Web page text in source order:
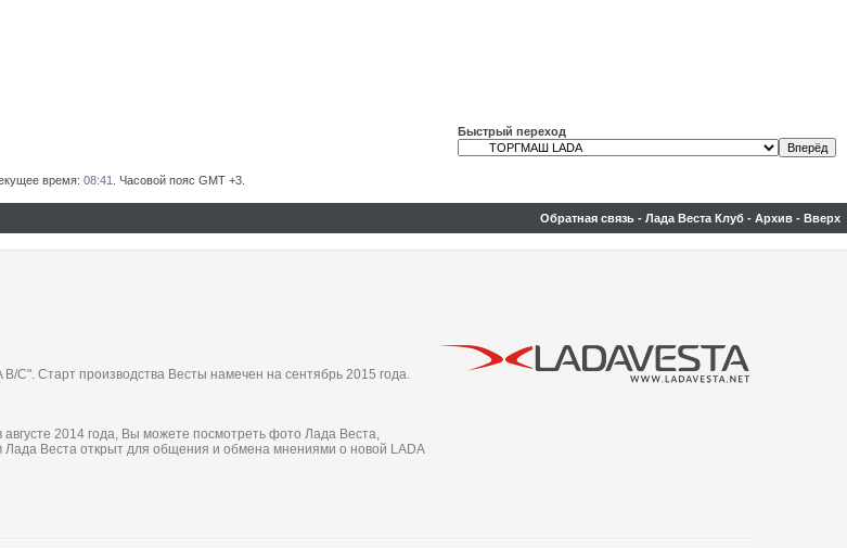
Быстрый переход
время: 08:41 . Часовой пояс GMT +3.
Обратная связь - Лада Веста Клуб - Архив - Вверх
Старт производства Весты намечен на сентябрь 2015 года.
2014 года, Вы можете посмотреть фото Лада Веста,
Лада Веста открыт для общения и обмена мнениями о новой LADA